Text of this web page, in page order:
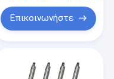
Επικοινωνήστε